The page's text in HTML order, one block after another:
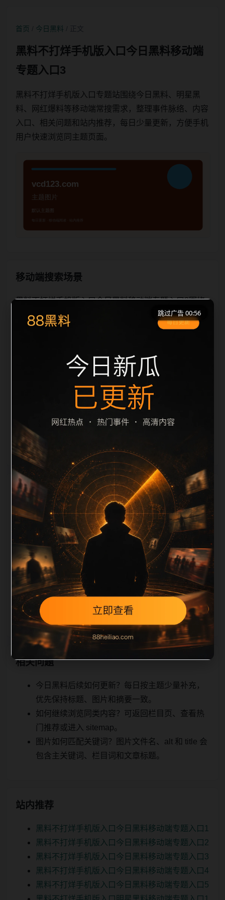
首页 今日黑料
黑料不打烊手机版入口今日黑料移动端
专题入口3
黑料不打烊手机版入口专题站围绕今日黑料、明星黑
料、网红爆料等移动端常搜需求，整理事件脉络、内容
入口、相关问题和站内推荐，每日少量更新，方便手机
用户快速浏览同主题页面。
移动端搜索场景
黑料不打烊手机版入口今日黑料移动端专题入口3围绕
黑料不打烊手机版入口和今日黑料展开，适合移动端用
户在短时间内理解页面主题、入口路径和延伸阅读方
片说明一致，减少无关词堆砌，避免同一批页面出现高
度重复。从搜索体验看，用户通常先看标题是否明确，
再看摘要是否说明更新范围，随后通过栏目入口继续浏
览同类内容。因此本页保留面包屑、同类推荐、热门推
荐、上一篇下一篇和 sitemap 入口，让重要页面点击深
度控制在三次以内。后续更新会围绕今日黑料持续补充
新内容，每次新增保持少量、稳定、
栏目内容归集
相关，图片文件名和 alt/title 也跟随主关键词、栏目词
和文章标题生成。如果采集内容缺少图片，将使用同主
题默认图兜底；如果标题过短、描述为空、正文摘要不
足或关键词连续重复，则不进入发布队列。本页还加入
常见问题和站内推荐，帮助用户从一个入口跳转到同类
页面、专题合集和热榜内容，提升停留时间和页面可抓
取性。第3条内容作为初始建设页，重点承担栏目深度
补齐、内链结构完善和后续采集归类的承接作用。
相关问题
今日黑料后续如何更新？每日按主题少量补充，
优先保持标题、图片和摘要一致。
如何继续浏览同类内容？可返回栏目页、查看热
门推荐或进入 sitemap。
图片如何匹配关键词？图片文件名、alt 和 title 会
包含主关键词、栏目词和文章标题。
站内推荐
黑料不打烊手机版入口今日黑料移动端专题入口1
黑料不打烊手机版入口今日黑料移动端专题入口2
黑料不打烊手机版入口今日黑料移动端专题入口3
黑料不打烊手机版入口今日黑料移动端专题入口4
黑料不打烊手机版入口今日黑料移动端专题入口5
跳过广告 00:56